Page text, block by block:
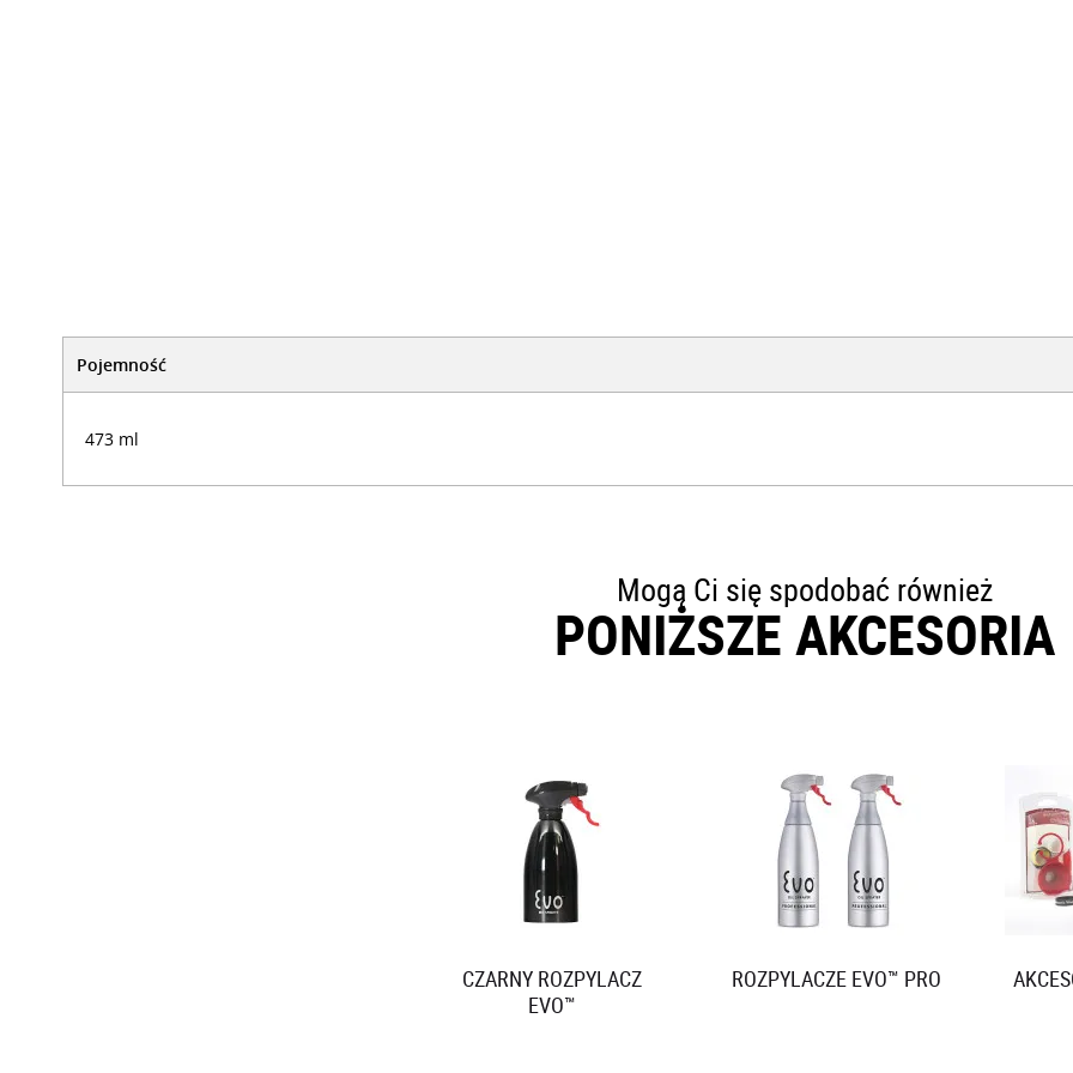
Pojemność
473 ml
Mogą Ci się spodobać również
PONIŻSZE AKCESORIA
CZARNY ROZPYLACZ
EVO™
ROZPYLACZE EVO™ PRO